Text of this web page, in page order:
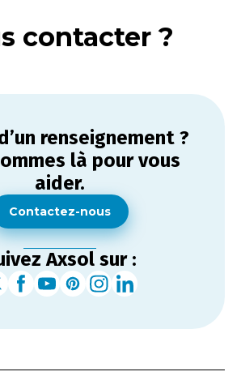
contacter ?
renseignement ?
là pour vous
aider.
Contactez-nous
Axsol sur :